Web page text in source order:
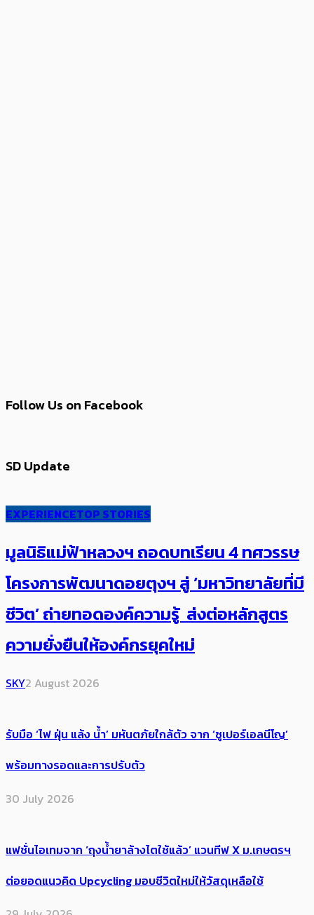
Follow Us on Facebook
SD Update
EXPERIENCETOP STORIES
มูลนิธิแม่ฟ้าหลวงฯ ถอดบทเรียน 4 ทศวรรษ
โครงการพัฒนาดอยตุงฯ สู่ ‘มหาวิทยาลัยที่มี
ชีวิต’ ถ่ายทอดองค์ความรู้ ส่งต่อหลักสูตร
ความยั่งยืนให้องค์กรยุคใหม่
SKY2 August 2026
รับมือ ‘ไฟ ฝุ่น แล้ง น้ำ’ มหันตภัยใกล้ตัว จาก ‘ซูเปอร์เอลนีโญ’
พร้อมทางรอดและการปรับตัว
30 July 2026
แฟชั่นไอเทมจาก ‘ถุงน้ำยาล้างไตใช้แล้ว’ แวนทีฟ X ม.เกษตรฯ
ต่อยอดแนวคิด Upcycling มอบชีวิตใหม่ให้วัสดุเหลือใช้